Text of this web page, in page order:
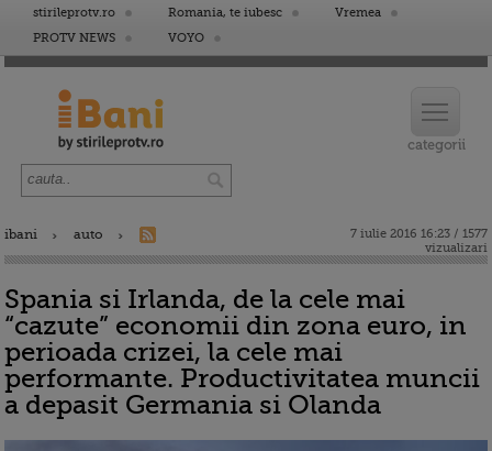
stirileprotv.ro Romania, te iubesc
Vremea
PROTV NEWS
VOYO
ibani auto
7 iulie 2016 16:23 / 1577
vizualizari
Spania si Irlanda, de la cele mai
“cazute” economii din zona euro, in
perioada crizei, la cele mai
performante. Productivitatea muncii
a depasit Germania si Olanda